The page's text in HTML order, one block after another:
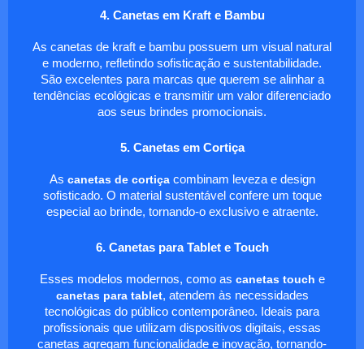
4. Canetas em Kraft e Bambu
As canetas de kraft e bambu possuem um visual natural
e moderno, refletindo sofisticação e sustentabilidade.
São excelentes para marcas que querem se alinhar a
tendências ecológicas e transmitir um valor diferenciado
aos seus brindes promocionais.
5. Canetas em Cortiça
As canetas de cortiçacombinam leveza e design
sofisticado. O material sustentável confere um toque
especial ao brinde, tornando-o exclusivo e atraente.
6. Canetas para Tablet e Touch
Esses modelos modernos, como as canetas touch e
canetas para tablet, atendem às necessidades
tecnológicas do público contemporâneo. Ideais para
profissionais que utilizam dispositivos digitais, essas
canetas agregam funcionalidade e inovação, tornando-